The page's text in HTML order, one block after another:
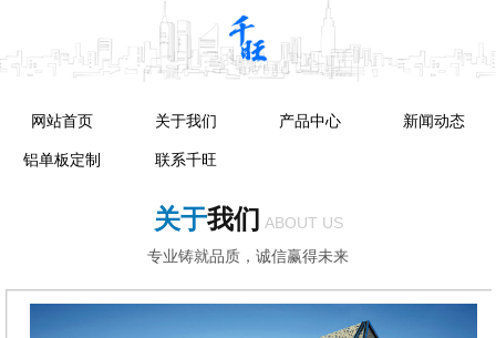
网站首页 关于我们 产品中心 新闻动态
铝单板定制 联系千旺
关于我们 ABOUT US
专业铸就品质，诚信赢得未来